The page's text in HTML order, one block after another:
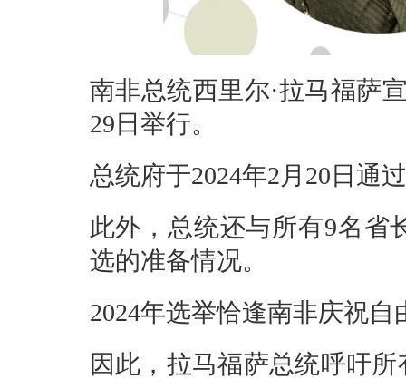
南非总统西里尔·拉马福萨
29日举行。
总统府于2024年2月20日通
此外，总统还与所有9名省
选的准备情况。
2024年选举恰逢南非庆祝自
因此，拉马福萨总统呼吁